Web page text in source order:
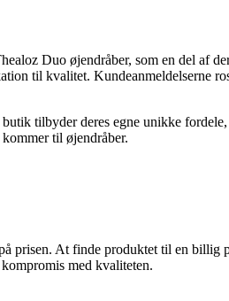
Duo øjendråber, som en del af
til kvalitet. Kundeanmeldelserne
tilbyder deres egne unikke
til øjendråber.
prisen. At finde produktet til en billig
med kvaliteten.